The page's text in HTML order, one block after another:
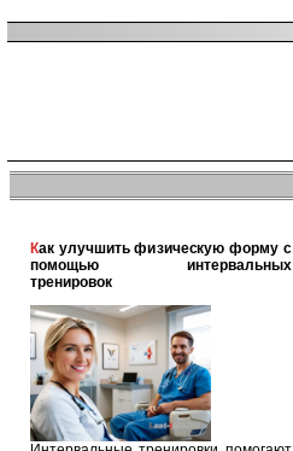
Как улучшить физическую форму с
помощью интервальных
тренировок